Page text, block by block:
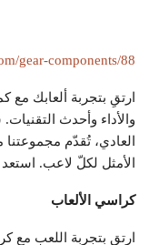
gear-components/88
ارتقِ بتجربة ألعابك مع
والأداء وأحدث
العادي، تُقدّم مجموعتنا
الأمثل لكلّ لاعب.
كراسي الألعاب
ارتقِ بتجربة اللعب مع